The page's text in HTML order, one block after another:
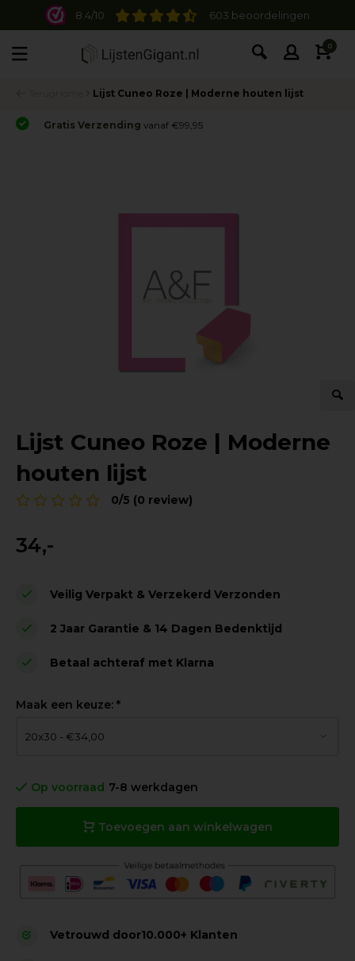
8.4/10 603 beoordelingen
0
Lijst Cuneo Roze | Moderne houten lijst
Gratis Verzending vanaf €99,95
Lijst Cuneo Roze | Moderne
houten lijst
0/5 (0 review)
34,-
Veilig Verpakt & Verzekerd Verzonden
2 Jaar Garantie & 14 Dagen Bedenktijd
Betaal achteraf met Klarna
Maak een keuze: *
Op voorraad 7-8 werkdagen
Toevoegen aan winkelwagen
Vetrouwd door10.000+ Klanten